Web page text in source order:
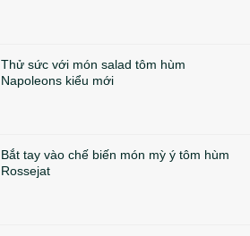
Thử sức với món salad tôm hùm
Napoleons kiểu mới
Bắt tay vào chế biến món mỳ ý tôm hùm
Rossejat